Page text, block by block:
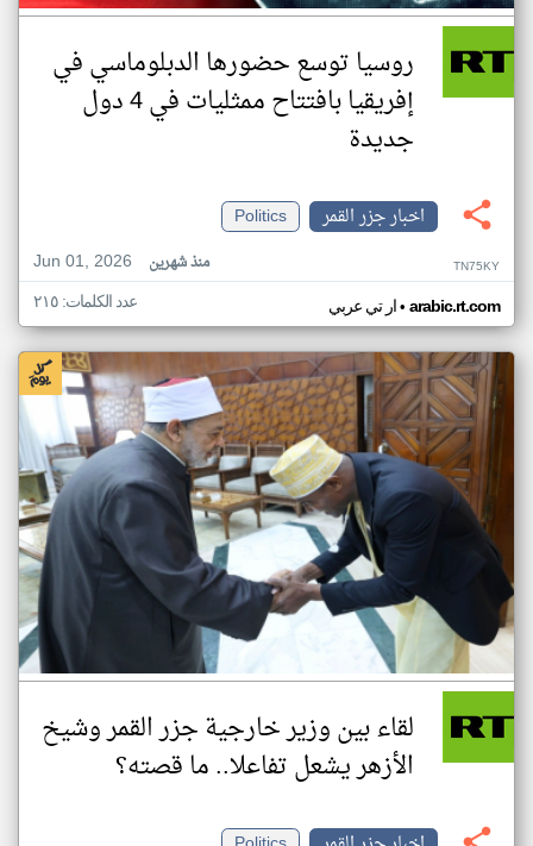
روسيا توسع حضورها الدبلوماسي في
إفريقيا بافتتاح ممثليات في 4 دول
جديدة
اخبار جزر القمر
Politics
Jun 01, 2026
منذ شهرين TN75KY
ار تي عربي• arabic.rt.com عدد الكلمات: ٢١٥
لقاء بين وزير خارجية جزر القمر وشيخ
الأزهر يشعل تفاعلا.. ما قصته؟